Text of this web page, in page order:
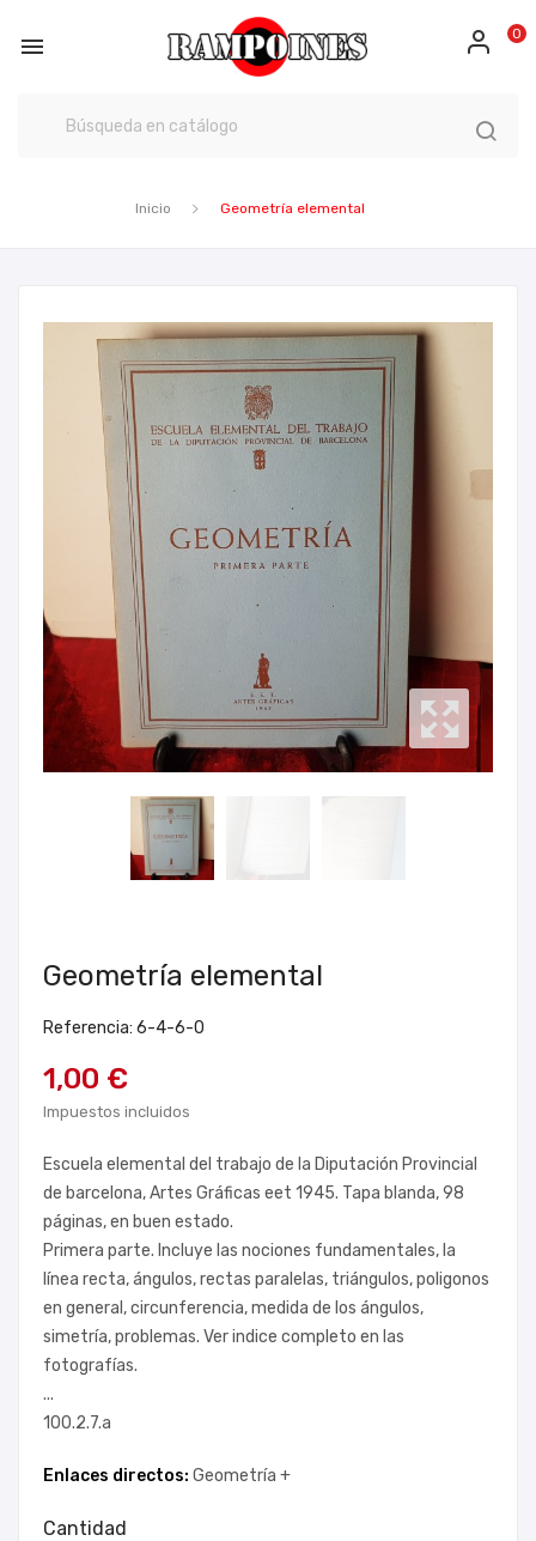
 0
Inicio Geometría elemental
Geometría elemental
Referencia: 6-4-6-0
1,00 €
Impuestos incluidos
Escuela elemental del trabajo de la Diputación Provincial
de barcelona, Artes Gráficas eet 1945. Tapa blanda, 98
páginas, en buen estado.
Primera parte. Incluye las nociones fundamentales, la
línea recta, ángulos, rectas paralelas, triángulos, poligonos
en general, circunferencia, medida de los ángulos,
simetría, problemas. Ver indice completo en las
fotografías.
...
100.2.7.a
Enlaces directos: Geometría +
Cantidad